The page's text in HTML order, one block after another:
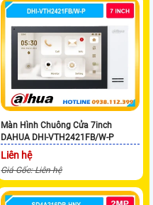
Màn Hình Chuông Cửa 7inch
DAHUA DHI-VTH2421FB/W-P
Liên hệ
Giá Gốc: Liên hệ